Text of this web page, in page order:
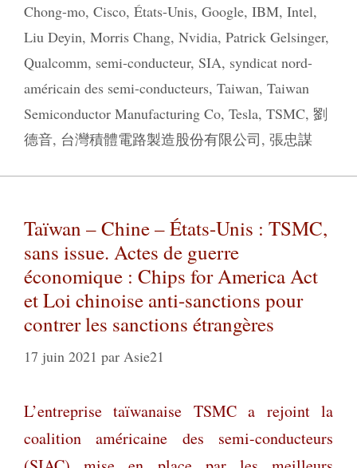
Chong-mo, Cisco, États-Unis, Google, IBM, Intel,
Liu Deyin, Morris Chang, Nvidia, Patrick Gelsinger,
Qualcomm, semi-conducteur, SIA, syndicat nord-
américain des semi-conducteurs, Taiwan, Taiwan
Semiconductor Manufacturing Co, Tesla, TSMC, 劉
德音, 台灣積體電路製造股份有限公司, 張忠謀
Taïwan – Chine – États-Unis : TSMC,
sans issue. Actes de guerre
économique : Chips for America Act
et Loi chinoise anti-sanctions pour
contrer les sanctions étrangères
17 juin 2021 par Asie21
L’entreprisetaïwanaise TSMC a rejoint la
coalition américaine des semi-conducteurs